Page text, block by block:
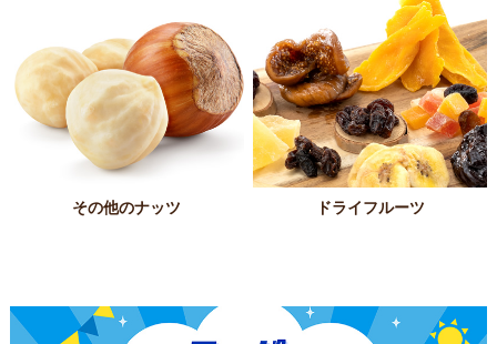
その他のナッツ ドライフルーツ